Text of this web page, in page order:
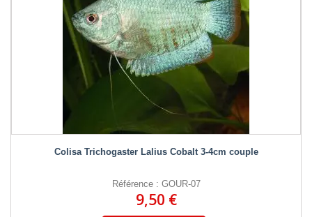
Colisa Trichogaster Lalius Cobalt 3-4cm couple
Référence : GOUR-07
9,50 €